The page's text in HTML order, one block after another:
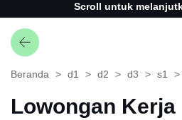
Scroll untuk
Beranda d1 d2 d3 s1
Lowongan